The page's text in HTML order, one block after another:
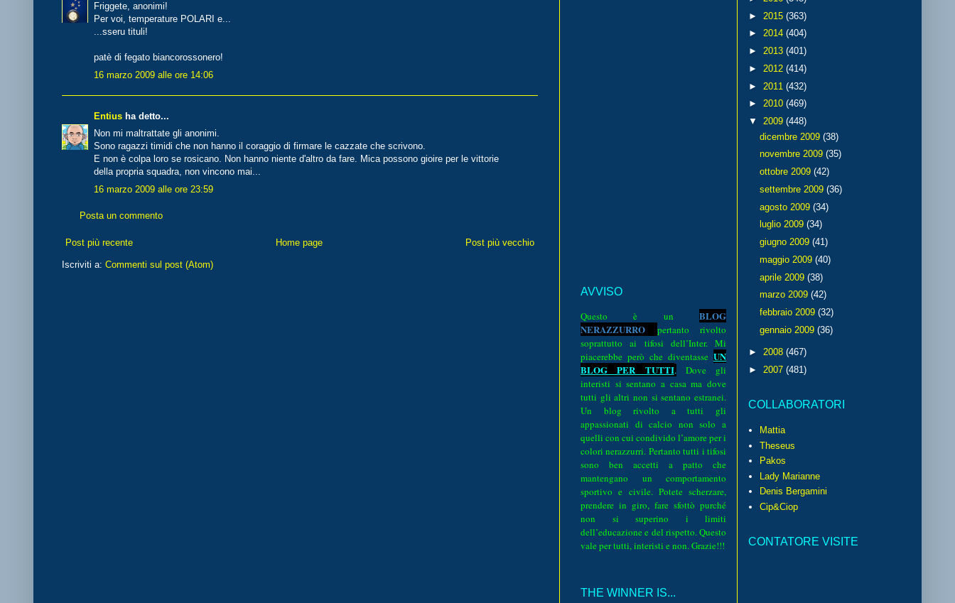
Friggete, anonimi!
Per voi, temperature POLARI e...
...sseru tituli!
patè di fegato biancorossonero!
16 marzo 2009 alle ore 14:06
Entius ha detto...
Non mi maltrattate gli anonimi.
Sono ragazzi timidi che non hanno il coraggio di firmare le cazzate che scrivono.
E non è colpa loro se rosicano. Non hanno niente d'altro da fare. Mica possono gioire per le vittorie
della propria squadra, non vincono mai...
16 marzo 2009 alle ore 23:59
Posta un commento
Post più recente Post più vecchio
Home page
Iscriviti a: Commenti sul post (Atom)
AVVISO
Questo è un BLOG
NERAZZURRO pertanto rivolto
soprattutto ai tifosi dell’Inter. Mi
piacerebbe però che diventasse UN
BLOG PER TUTTI.
Dove gli
interisti si sentano a casa ma dove
tutti gli altri non si sentano estranei.
Un blog rivolto a tutti gli
appassionati di calcio non solo a
quelli con cui condivido l’amore per i
colori nerazzurri. Pertanto tutti i tifosi
sono ben accetti a patto che
mantengano un comportamento
sportivo e civile. Potete scherzare,
prendere in giro, fare sfottò purché
non si superino i limiti
dell’educazione e del rispetto. Questo
vale per tutti, interisti e non. Grazie!!!
THE WINNER IS...
► 2015 (363)
► 2014 (404)
► 2013 (401)
► 2012 (414)
► 2011 (432)
► 2010 (469)
▼ 2009 (448)
dicembre 2009 (38)
novembre 2009 (35)
ottobre 2009 (42)
settembre 2009 (36)
agosto 2009 (34)
luglio 2009 (34)
giugno 2009 (41)
maggio 2009 (40)
aprile 2009 (38)
marzo 2009 (42)
febbraio 2009 (32)
gennaio 2009 (36)
► 2008 (467)
► 2007 (481)
COLLABORATORI
Mattia
Theseus
Pakos
Lady Marianne
Denis Bergamini
Cip&Ciop
CONTATORE VISITE